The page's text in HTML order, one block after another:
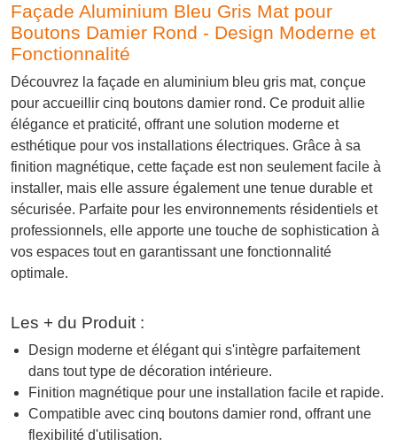
Façade Aluminium Bleu Gris Mat pour
Boutons Damier Rond - Design Moderne et
Fonctionnalité
Découvrez la façade en aluminium bleu gris mat, conçue
pour accueillir cinq boutons damier rond. Ce produit allie
élégance et praticité, offrant une solution moderne et
esthétique pour vos installations électriques. Grâce à sa
finition magnétique, cette façade est non seulement facile à
installer, mais elle assure également une tenue durable et
sécurisée. Parfaite pour les environnements résidentiels et
professionnels, elle apporte une touche de sophistication à
vos espaces tout en garantissant une fonctionnalité
optimale.
Les + du Produit :
Design moderne et élégant qui s'intègre parfaitement
dans tout type de décoration intérieure.
Finition magnétique pour une installation facile et rapide.
Compatible avec cinq boutons damier rond, offrant une
flexibilité d'utilisation.